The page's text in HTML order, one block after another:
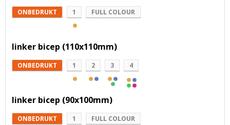
ONBEDRUKT 1 FULL COLOUR
linker bicep (110x110mm)
ONBEDRUKT 1 2 3 4
linker bicep (90x100mm)
ONBEDRUKT 1 FULL COLOUR